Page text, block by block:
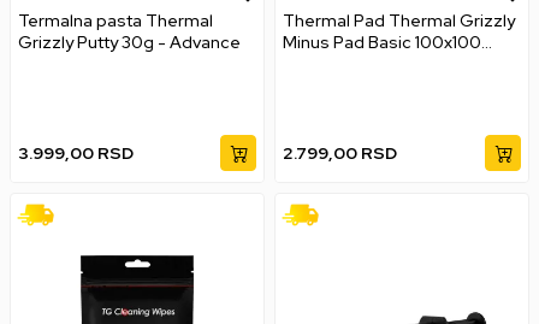
Termalna pasta Thermal
Grizzly Putty 30g - Advance
3.999,00 RSD
Thermal Pad Thermal Grizzly
Minus Pad Basic 100x100
2.799,00 RSD